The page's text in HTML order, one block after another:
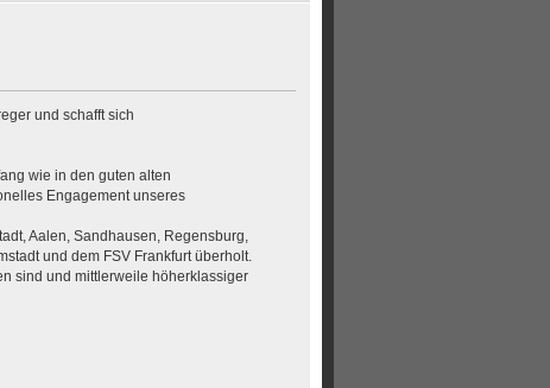
und schafft sich
wie in den guten alten
Engagement unseres
Aalen, Sandhausen, Regensburg,
und dem FSV Frankfurt überholt.
sind und mittlerweile höherklassiger